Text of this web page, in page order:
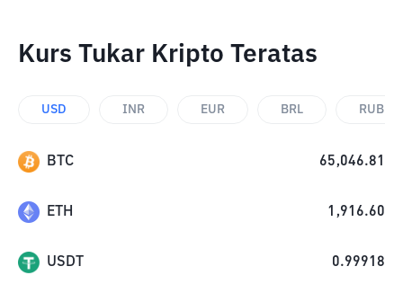
Kurs Tukar Kripto Teratas
USD INR EUR BRL RUB
BTC 65,046.81
ETH 1,916.60
USDT 0.99918